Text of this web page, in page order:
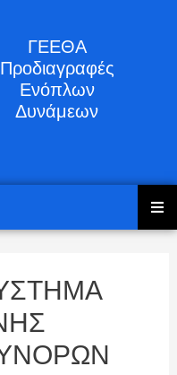
ΓΕΕΘΑ
Προδιαγραφές
Ενόπλων
Δυνάμεων